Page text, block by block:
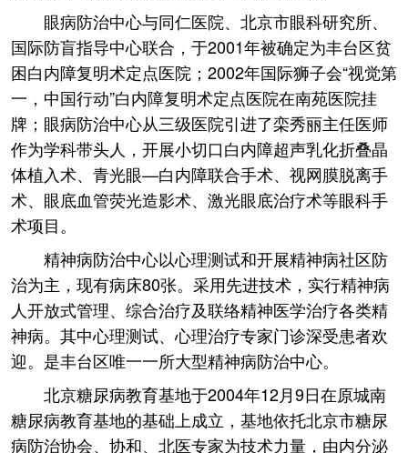
眼病防治中心与同仁医院、北京市眼科研究所、
国际防盲指导中心联合，于2001年被确定为丰台区贫
困白内障复明术定点医院；2002年国际狮子会“视觉第
一，中国行动”白内障复明术定点医院在南苑医院挂
牌；眼病防治中心从三级医院引进了栾秀丽主任医师
作为学科带头人，开展小切口白内障超声乳化折叠晶
体植入术、青光眼—白内障联合手术、视网膜脱离手
术、眼底血管荧光造影术、激光眼底治疗术等眼科手
术项目。
精神病防治中心以心理测试和开展精神病社区防
治为主，现有病床80张。采用先进技术，实行精神病
人开放式管理、综合治疗及联络精神医学治疗各类精
神病。其中心理测试、心理治疗专家门诊深受患者欢
迎。是丰台区唯一一所大型精神病防治中心。
北京糖尿病教育基地于2004年12月9日在原城南
糖尿病教育基地的基础上成立，基地依托北京市糖尿
病防治协会、协和、北医专家为技术力量，由内分泌